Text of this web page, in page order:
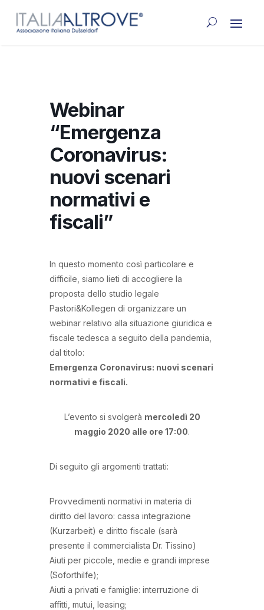
Webinar
“Emergenza
Coronavirus:
nuovi scenari
normativi e
fiscali”
In questo momento così particolare e
difficile, siamo lieti di accogliere la
proposta dello studio legale
Pastori&Kollegen di organizzare un
webinar relativo alla situazione giuridica e
fiscale tedesca a seguito della pandemia,
dal titolo:
Emergenza Coronavirus: nuovi scenari
normativi e fiscali.
L’evento si svolgerà mercoledì 20
maggio 2020 alle ore 17:00.
Di seguito gli argomenti trattati:
Provvedimenti normativi in materia di
diritto del lavoro: cassa integrazione
(Kurzarbeit) e diritto fiscale (sarà
presente il commercialista Dr. Tissino)
Aiuti per piccole, medie e grandi imprese
(Soforthilfe);
Aiuti a privati e famiglie: interruzione di
affitti, mutui, leasing;